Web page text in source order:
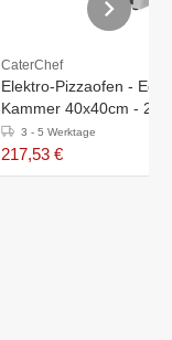
CaterChef
Elektro-Pizzaofen -
Kammer 40x40cm - 230V -
26,3(h)x58,5x56cm
3 - 5 Werktage
217,53 €